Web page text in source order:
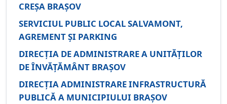
CREȘA BRAȘOV
SERVICIUL PUBLIC LOCAL SALVAMONT,
AGREMENT ȘI PARKING
DIRECȚIA DE ADMINISTRARE A UNITĂȚILOR
DE ÎNVĂȚĂMÂNT BRAȘOV
DIRECȚIA ADMINISTRARE INFRASTRUCTURĂ
PUBLICĂ A MUNICIPIULUI BRAȘOV